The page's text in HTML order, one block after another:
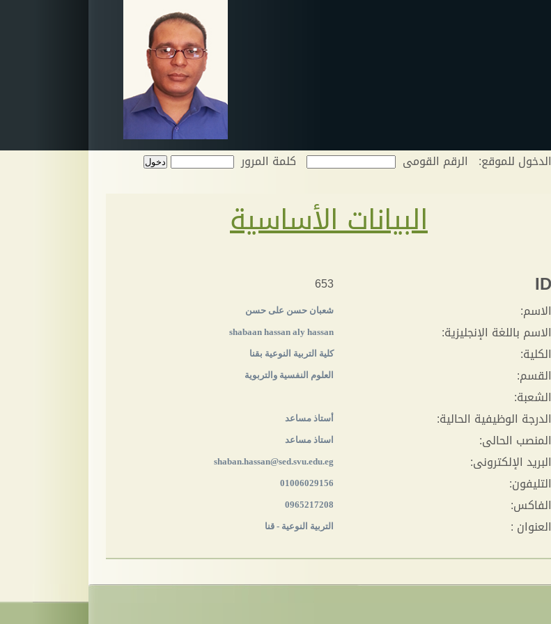
الدخول للموقع: الرقم القومى كلمة المرور